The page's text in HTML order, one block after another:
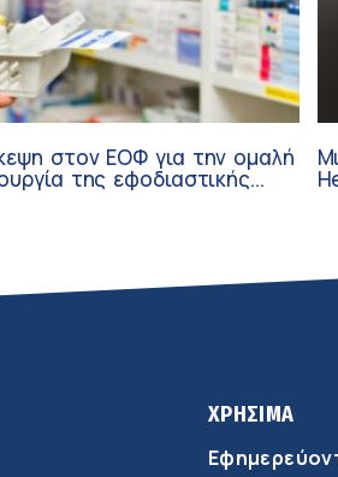
στον ΕΟΦ για την ομαλή
της εφοδιαστικής
ΧΡΗΣΙΜΑ